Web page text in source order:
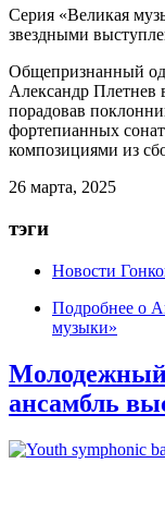
Серия «Великая
звездными
Общепризнанный
Александр Плетнев
порадовав
фортепианных
композициями из
26 марта, 2025
тэги
Новости
Подробнее о
музыки»
ансамбль